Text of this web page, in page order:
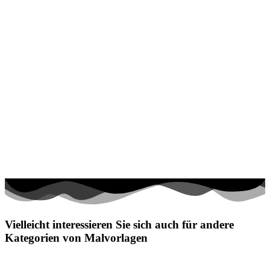
Vielleicht interessieren Sie sich auch für andere
Kategorien von Malvorlagen